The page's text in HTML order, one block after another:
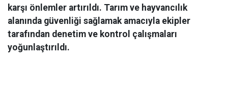
karşı önlemler artırıldı. Tarım ve hayvancılık
alanında güvenliği sağlamak amacıyla ekipler
tarafından denetim ve kontrol çalışmaları
yoğunlaştırıldı.